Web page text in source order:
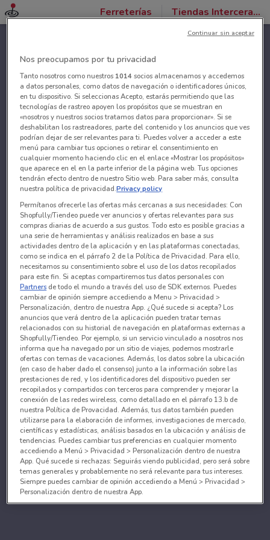
Ferreterías Tiendas Interceramic
Nos preocupamos por tu privacidad
Tanto nosotros como nuestros 1014socios almacenamos y accedemos
a datos personales, como datos de navegación o identificadores únicos,
en tu dispositivo. Si seleccionas Acepto, estarás permitiendo que las
tecnologías de rastreo apoyen los propósitos que se muestran en
«nosotros y nuestros socios tratamos datos para proporcionar». Si se
deshabilitan los rastreadores, parte del contenido y los anuncios que ves
podrían dejar de ser relevantes para ti. Puedes volver a acceder a este
menú para cambiar tus opciones o retirar el consentimiento en
cualquier momento haciendo clic en el enlace «Mostrar los propósitos»
que aparece en el en la parte inferior de la página web. Tus opciones
tendrán efecto dentro de nuestro Sitio web. Para saber más, consulta
nuestra política de privacidad.Privacy policy
Permítanos ofrecerle las ofertas más cercanas a sus necesidades: Con
Shopfully/Tiendeo puede ver anuncios y ofertas relevantes para sus
compras diarias de acuerdo a sus gustos. Todo esto es posible gracias a
una serie de herramientas y análisis realizados en base a sus
actividades dentro de la aplicación y en las plataformas conectadas,
como se indica en el párrafo 2 de la Política de Privacidad. Para ello,
necesitamos su consentimiento sobre el uso de los datos recopilados
para este fin. Si aceptas compartiremos tus datos personales con
Partners de todo el mundo a través del uso de SDK externos. Puedes
cambiar de opinión siempre accediendo a Menu > Privacidad >
Personalización, dentro de nuestra App. ¿Qué sucede si acepta? Los
anuncios que verá dentro de la aplicación pueden tratar temas
relacionados con su historial de navegación en plataformas externas a
Shopfully/Tiendeo. Por ejemplo, si un servicio vinculado a nosotros nos
informa que ha navegado por un sitio de viajes, podemos mostrarle
ofertas con temas de vacaciones. Además, los datos sobre la ubicación
(en caso de haber dado el consenso) junto a la información sobre las
prestaciones de red, y los identificadores del dispositivo pueden ser
recopilados y compartidos con terceros para comprender y mejorar la
conexión de las redes wireless, como detallado en el párrafo 13.b de
nuestra Política de Provacidad. Además, tus datos también pueden
utilizarse para la elaboración de informes, investigaciones de mercado,
científicas y estadísticas, análisis basados en la ubicación y análisis de
tendencias. Puedes cambiar tus preferencias en cualquier momento
accediendo a Menú > Privacidad > Personalización dentro de nuestra
App. Qué sucede si rechazas: Seguirás viendo publicidad, pero será sobre
temas generales y probablemente no será relevante para tus intereses.
Siempre puedes cambiar de opinión accediendo a Menú > Privacidad >
Personalización dentro de nuestra App.
Continuar sin aceptar